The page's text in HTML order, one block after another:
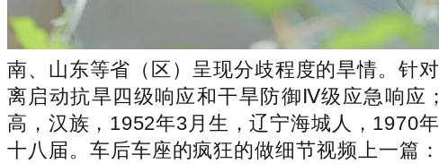
南、山东等省（区）呈现分歧程度的旱情。针
离启动抗旱四级响应和干旱防御Ⅳ级应急响应
高，汉族，1952年3月生，辽宁海城人，1970
十八届。车后车座的疯狂的做细节视频上一篇